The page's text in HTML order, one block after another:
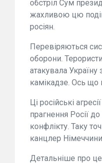
обстріл Сум
жахливою цю
росіян.
Перевіряються
оборони.
атакувала
камікадзе. Ось що
Ці російські
прагнення Росії
конфлікту. Таку
канцлер
Детальніше про це